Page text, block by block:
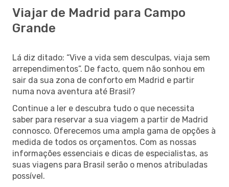
Viajar de Madrid para Campo
Grande
Lá diz ditado: “Vive a vida sem desculpas, viaja sem
arrependimentos”. De facto, quem não sonhou em
sair da sua zona de conforto em Madrid e partir
numa nova aventura até Brasil?
Continue a ler e descubra tudo o que necessita
saber para reservar a sua viagem a partir de Madrid
connosco. Oferecemos uma ampla gama de opções à
medida de todos os orçamentos. Com as nossas
informações essenciais e dicas de especialistas, as
suas viagens para Brasil serão o menos atribuladas
possível.